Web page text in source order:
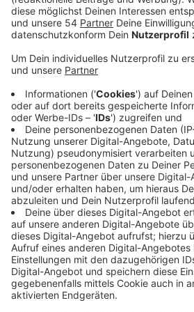
Alles kommt wieder
Diese eierförmigen Spielzeuge
alle, weil die gibts ja auch wieder.
alles aus dieser Zeit.
Anzeige